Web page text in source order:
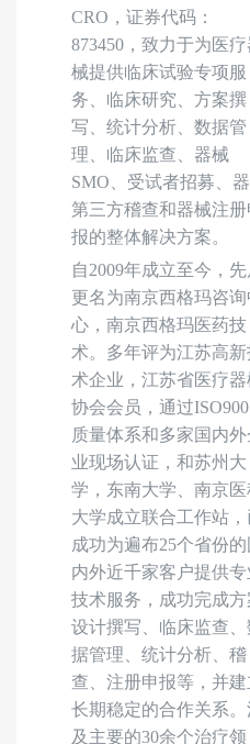
CRO，证券代码：
873450，致力于为医疗
械提供临床试验专项服
务、临床研究、方案撰
写、统计分析、数据管
理、临床监查、器械
SMO、受试者招募、
第三方稽查和器械注册
报的整体解决方案。
自2009年成立至今，
更名为南京西格玛咨询
心，南京西格玛医药技
术。多年评为江苏高新
术企业，江苏省医疗器
协会会员，通过
质量体系和多家国内外
业现场认证，和苏州大
学，东南大学、南京医
大学成立联合工作站，
成功为遍布25个省份的
内外近千家客户提供专
技术服务，成功完成方
设计撰写、临床监查、
据管理、统计分析、稽
查、注册申报等，并建
长期稳定的合作关系。
及主要的30余个治疗领